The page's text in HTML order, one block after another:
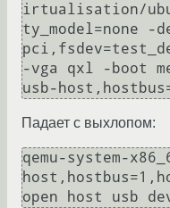
irtualisation/
ty_model=none
-vga qxl -boot
Падает с выхлопом:
qemu-system-